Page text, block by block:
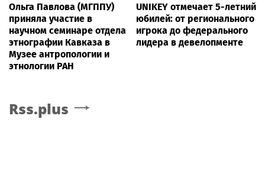
Ольга Павлова (МГППУ)
приняла участие в
научном семинаре отдела
этнографии Кавказа в
Музее антропологии и
этнологии РАН
UNIKEY отмечает 5-летний
юбилей: от регионального
игрока до федерального
лидера в девелопменте
Rss.plus